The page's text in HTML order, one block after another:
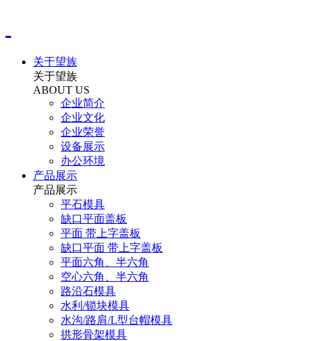
关于望族
关于望族
ABOUT US
企业简介
企业文化
企业荣誉
设备展示
办公环境
产品展示
产品展示
平石模具
缺口平面盖板
平面 带上字盖板
缺口平面 带上字盖板
平面六角、半六角
空心六角、半六角
路沿石模具
水利/锁块模具
水沟/路肩/L型台帽模具
拱形骨架模具